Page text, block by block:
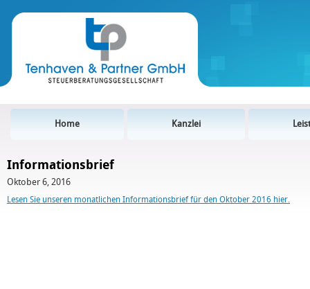
Home Kanzlei
Informationsbrief
Oktober 6, 2016
Lesen Sie unseren monatlichen Informationsbrief für den Oktober 2016 hier.